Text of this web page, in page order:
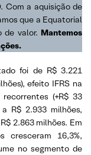
Com a aquisição de
que a Equatorial
de valor. Mantemos
foi de R$ 3.221
efeito IFRS na
(+R$ 33
R$ 2.933 milhões,
2.863 milhões. Em
cresceram 16,3%,
no segmento de